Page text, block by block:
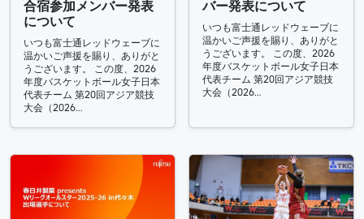
合宿参加メンバー発表
について
いつも富士通レッドウェーブに
温かいご声援を賜り、ありがと
うございます。 この度、2026
年度バスケットボール女子日本
代表チーム 第20回アジア競技
大会（2026…
バー発表について
いつも富士通レッドウェーブに
温かいご声援を賜り、ありがと
うございます。 この度、2026
年度バスケットボール女子日本
代表チーム 第20回アジア競技
大会（2026…